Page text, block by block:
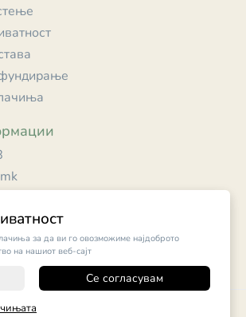
за да ви го овозможиме најдоброто
на нашиот веб-сајт
Се согласувам
©2026